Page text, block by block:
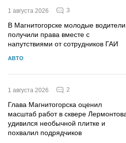
1 августа 2026 3
В Магнитогорске молодые водители
получили права вместе с
напутствиями от сотрудников ГАИ
АВТО
1 августа 2026 2
Глава Магнитогорска оценил
масштаб работ в сквере
удивился необычной плитке и
похвалил подрядчиков